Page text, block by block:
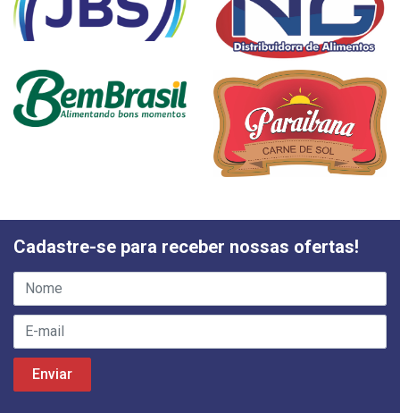
Cadastre-se para receber nossas ofertas!